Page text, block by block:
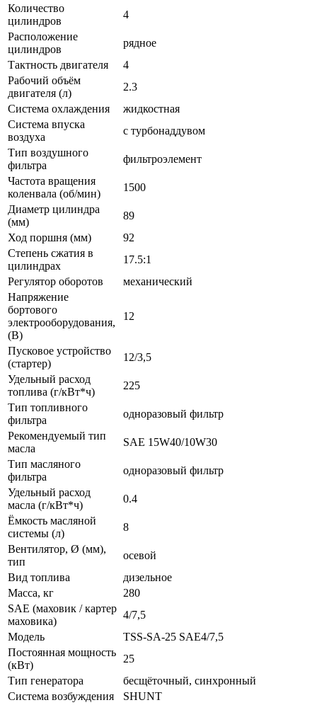
Количество
цилиндров
4
Расположение
цилиндров
рядное
Тактность двигателя
4
Рабочий объём
двигателя (л)
2.3
Система охлаждения
жидкостная
Система впуска
воздуха
с турбонаддувом
Тип воздушного
фильтра
фильтроэлемент
Частота вращения
коленвала (об/мин)
1500
Диаметр цилиндра
(мм)
89
Ход поршня (мм)
92
Степень сжатия в
цилиндрах
17.5:1
Регулятор оборотов
механический
Напряжение
бортового
электрооборудования,
(В)
12
Пусковое устройство
(стартер)
12/3,5
Удельный расход
топлива (г/кВт*ч)
225
Тип топливного
фильтра
одноразовый фильтр
Рекомендуемый тип
масла
SAE 15W40/10W30
Тип масляного
фильтра
одноразовый фильтр
Удельный расход
масла (г/кВт*ч)
0.4
Ёмкость масляной
системы (л)
8
Вентилятор, Ø (мм),
тип
осевой
Вид топлива
дизельное
Масса, кг
280
SAE (маховик / картер
маховика)
4/7,5
Модель
TSS-SA-25 SAE4/7,5
Постоянная мощность
(кВт)
25
Тип генератора
бесщёточный, синхронный
Система возбуждения
SHUNT